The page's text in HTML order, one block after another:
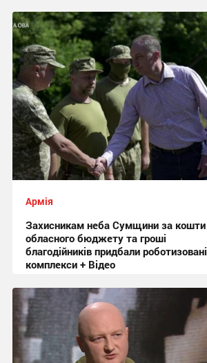
12:08, 3.08.2026
Армія
Захисникам неба Сумщини за кошти
обласного бюджету та гроші
благодійників придбали роботизовані
комплекси + Відео
21:36, 31.07.2026